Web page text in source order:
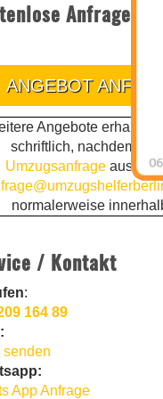
Anfrage
ANGEBOT
Angebote erhalten
schriftlich, nachdem Sie
Umzugsanfrage
normalerweise
/ Kontakt
:
164 89
senden
App Anfrage